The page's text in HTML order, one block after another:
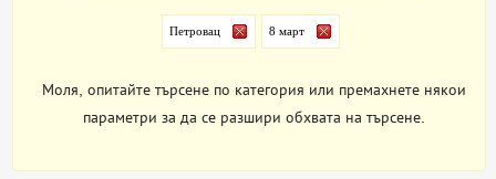
Петровац 8 март
Моля, опитайте търсене по категория или премахнете някои
параметри за да се разшири обхвата на търсене.